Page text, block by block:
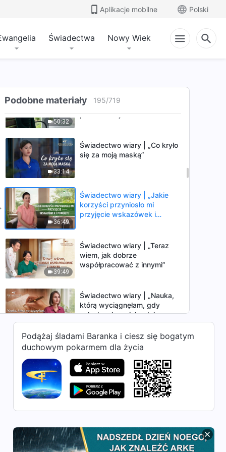
Aplikacje mobilne Polski
Świadectwa Nowy Wiek
Podobne materiały 195/719
dąż do prawdy w podeszłym
wieku”
Świadectwo wiary |
50:32
Świadectwo wiary | „Drobna
sprawa, która ujawniła moje
prawdziwe ja”
33:14
Świadectwo wiary | „Co kryło
się za moją maską”
36:49
Świadectwo wiary | „Jakie
korzyści przyniosło mi
przyjęcie wskazówek i
39:49
Świadectwo wiary | „Teraz
wiem, jak dobrze
współpracować z innymi”
54:26
Świadectwo wiary | „Nauka,
którą wyciągnęłam, gdy
członkowie mojej rodziny
zostali usunięci”
37:52
Świadectwo wiary | „Co kryje
prawdy”
Świadectwo wiary | „Aby żyć
Świadectwo wiary | „Co kryło
Podążaj śladami Baranka i ciesz się bogatym
duchowym pokarmem dla życia